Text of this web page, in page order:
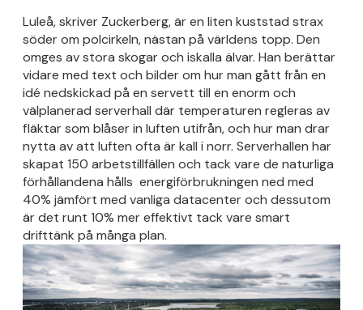
Luleå, skriver Zuckerberg, är en liten kuststad strax
söder om polcirkeln, nästan på världens topp. Den
omges av stora skogar och iskalla älvar. Han berättar
vidare med text och bilder om hur man gått från en
idé nedskickad på en servett till en enorm och
välplanerad serverhall där temperaturen regleras av
fläktar som blåser in luften utifrån, och hur man drar
nytta av att luften ofta är kall i norr. Serverhallen har
skapat 150 arbetstillfällen och tack vare de naturliga
förhållandena hålls energiförbrukningen ned med
40% jämfört med vanliga datacenter och dessutom
är det runt 10% mer effektivt tack vare smart
drifttänk på många plan.